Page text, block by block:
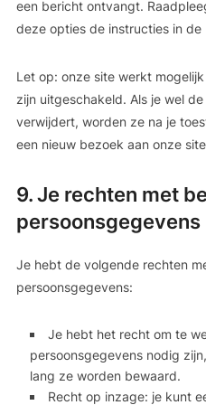
een bericht ontvangt.
deze opties de instructies in de
Let op: onze site werkt
zijn uitgeschakeld. Als je wel
verwijdert, worden ze na je
een nieuw bezoek aan onze
9. Je rechten met
persoonsgegevens
Je hebt de volgende rechten
persoonsgegevens:
Je hebt het recht om te
persoonsgegevens nodig
lang ze worden bewaard.
Recht op inzage: je kunt